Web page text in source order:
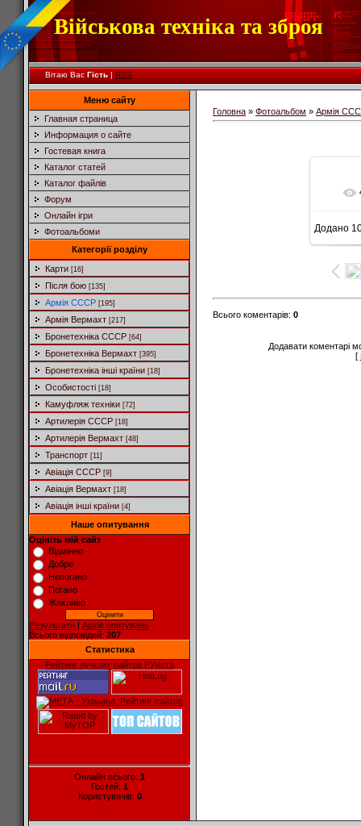
Військова техніка та зброя
Вітаю Вас Гість|RSS
Меню сайту
Главная страница
Информация о сайте
Гостевая книга
Каталог статей
Каталог файлів
Форум
Онлайн ігри
Фотоальбоми
Категорії розділу
Карти [16]
Після бою [135]
Армія СССР [195]
Армія Вермахт [217]
Бронетехніка СССР [64]
Бронетехніка Вермахт [395]
Бронетехніка інші країни [18]
Особистості [18]
Камуфляж техніки [72]
Артилерія СССР [18]
Артилерія Вермахт [48]
Транспорт [11]
Авіація СССР [9]
Авіація Вермахт [18]
Авіація інші країни [4]
Наше опитування
Оцініть мій сайт
Відмінно
Добре
Непогано
Погано
Жахливо
Результати | Архів опитувань
Всього відповідей: 207
Статистика
Рейтинг лучших сайтов РУнета
Онлайн всього: 1
Гостей: 1
Користувачів: 0
Головна » Фотоальбом » Армія
Додано
Всього коментарів: 0
Додавати коментарі
[